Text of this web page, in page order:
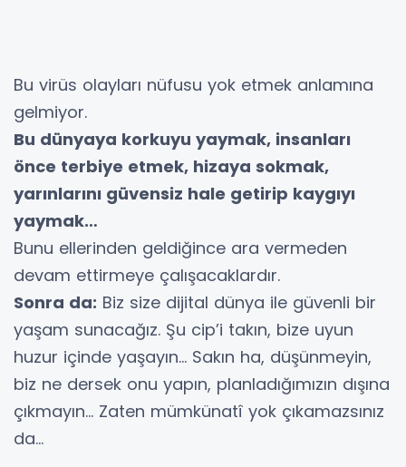
Bu virüs olayları nüfusu yok etmek anlamına
gelmiyor.
Bu dünyaya korkuyu yaymak, insanları
önce terbiye etmek, hizaya sokmak,
yarınlarını güvensiz hale getirip kaygıyı
yaymak…
Bunu ellerinden geldiğince ara vermeden
devam ettirmeye çalışacaklardır.
Sonra da: Biz size dijital dünya ile güvenli bir
yaşam sunacağız. Şu cip’i takın, bize uyun
huzur içinde yaşayın… Sakın ha, düşünmeyin,
biz ne dersek onu yapın, planladığımızın dışına
çıkmayın… Zaten mümkünatî yok çıkamazsınız
da…